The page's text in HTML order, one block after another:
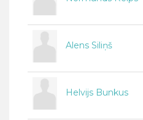
Alens Siliņš
Helvijs Bunkus